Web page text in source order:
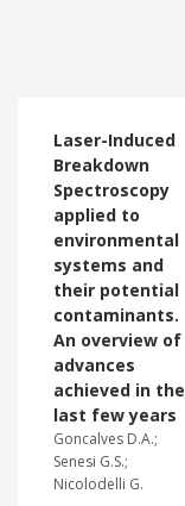
Laser-Induced
Breakdown
Spectroscopy
applied to
environmental
systems and
their potential
contaminants.
An overview of
advances
achieved in the
last few years
Goncalves D.A.;
Senesi G.S.;
Nicolodelli G.